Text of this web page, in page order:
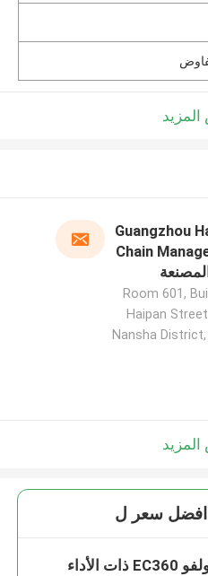
Guangzhou
Chain
Room 601,
Haipan
Nansha
سعر ل
حفرة فولفو EC360 ذات الأداء